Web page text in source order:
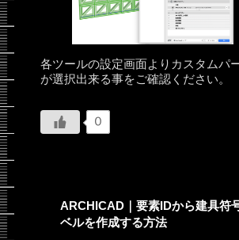
各ツールの設定画面よりカスタムパ
が選択出来る事をご確認ください。
0
ARCHICAD｜要素IDから建具符
ベルを作成する方法